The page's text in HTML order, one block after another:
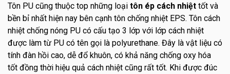
Tôn PU cũng thuộc top những loại tôn ép cách nhiệt tốt và
bền bỉ nhất hiện nay bên cạnh tôn chống nhiệt EPS. Tôn cách
nhiệt chống nóng PU có cấu tạo 3 lớp với lớp cách nhiệt
được làm từ PU có tên gọi là polyurethane. Đây là vật liệu có
tính đàn hồi cao, dễ đổ khuôn, có khả năng chống oxy hóa
tốt đồng thời hiệu quả cách nhiệt cũng rất tốt. Khi được đúc